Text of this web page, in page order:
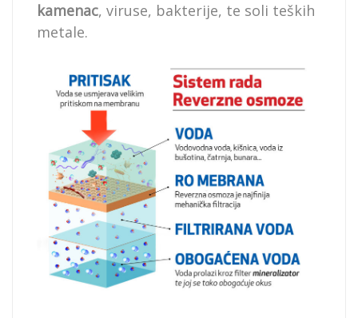
kamenac, viruse, bakterije, te soli teških
metale.